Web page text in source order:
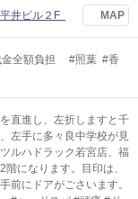
井ビル２F MAP
金全額負担 #照葉 #香
直進し、左折しますと千
左手に多々良中学校が見
ルハドラック若宮店、福
になります。目印は、
前にドアがごさいます。